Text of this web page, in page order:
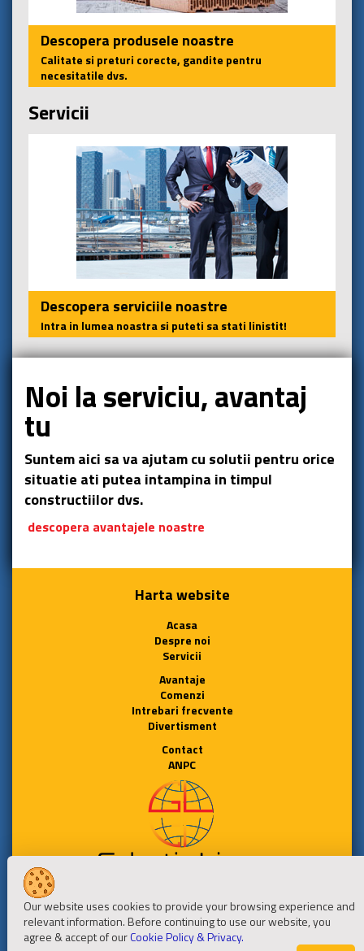
Our website uses cookies to provide your browsing experience and
relevant information. Before continuing to use our website, you
agree & accept of ourCookie Policy & Privacy.
Descopera produsele noastre
Calitate si preturi corecte, gandite pentru
necesitatile dvs.
Servicii
Descopera serviciile noastre
Intra in lumea noastra si puteti sa stati linistit!
Noi la serviciu, avantaj
tu
Suntem aici sa va ajutam cu solutii pentru orice
situatie ati putea intampina in timpul
constructiilor dvs.
descopera avantajele noastre
Harta website
Acasa
Despre noi
Servicii
Avantaje
Comenzi
Intrebari frecvente
Divertisment
Contact
ANPC
Urmareste-ne